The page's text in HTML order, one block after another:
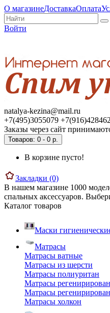
О магазинеДоставкаОплата
Войти
natalya-kezina@mail.ru
+7(495)3055079
Заказы через сайт
Товаров: 0 - 0 р.
В корзине пусто!
Закладки (0)
В нашем магазине 1000
спальных аксессуаров.
Каталог товаров
Маски
Матрасы
Матрасы ватные
Матрасы из шерсти
Матрасы полиуритан
Матрасы
Матрасы
Матрасы холкон